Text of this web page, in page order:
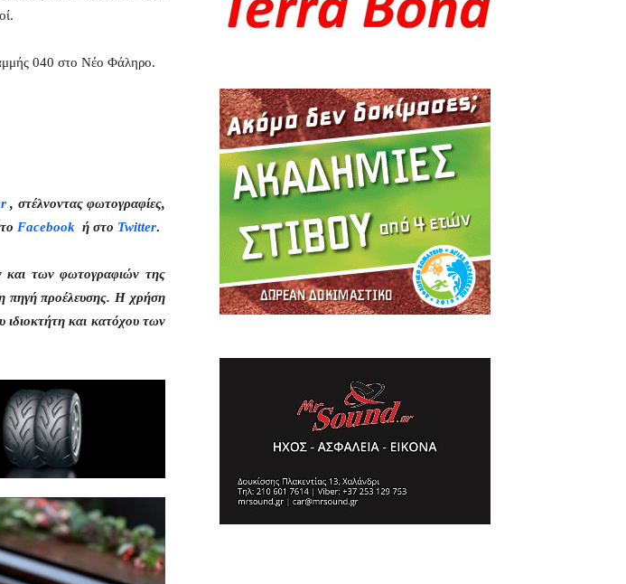
040 στο Νέο Φάληρο.
, στέλνοντας φωτογραφίες,
Facebook ή στο Twitter.
και των φωτογραφιών της
πηγή προέλευσης. Η χρήση
ιδιοκτήτη και κατόχου των